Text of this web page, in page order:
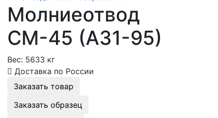
Молниеотвод
СМ-45 (А31-95)
Вес: 5633 кг
Доставка по России
Заказать товар
Заказать образец